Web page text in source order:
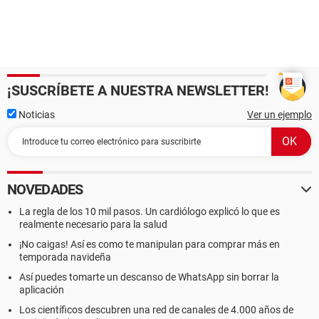
¡SUSCRÍBETE A NUESTRA NEWSLETTER!
Noticias Ver un ejemplo
NOVEDADES
La regla de los 10 mil pasos. Un cardiólogo explicó lo que es
realmente necesario para la salud
¡No caigas! Así es como te manipulan para comprar más en
temporada navideña
Así puedes tomarte un descanso de WhatsApp sin borrar la
aplicación
Los científicos descubren una red de canales de 4.000 años de